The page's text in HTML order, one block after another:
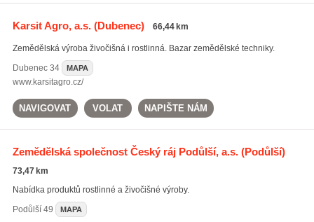
Karsit Agro, a.s.(Dubenec) 66,44 km
Zemědělská výroba živočišná i rostlinná. Bazar zemědělské techniky.
Dubenec34 MAPA
www.karsitagro.cz/
NAVIGOVAT VOLAT NAPIŠTE NÁM
Zemědělská společnost Český ráj Podůlší, a.s.(Podůlší)
73,47 km
Nabídka produktů rostlinné a živočišné výroby.
Podůlší49 MAPA